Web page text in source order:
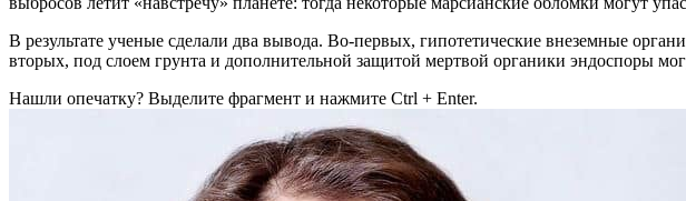
В результате ученые сделали два вывода. Во-первых, гипотетические внеземные
вторых, под слоем грунта и дополнительной защитой мертвой органики эндоспоры
Нашли опечатку? Выделите фрагмент и нажмите Ctrl + Enter.